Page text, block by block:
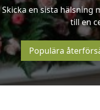
Skicka en sista hälsning
till en
Populära